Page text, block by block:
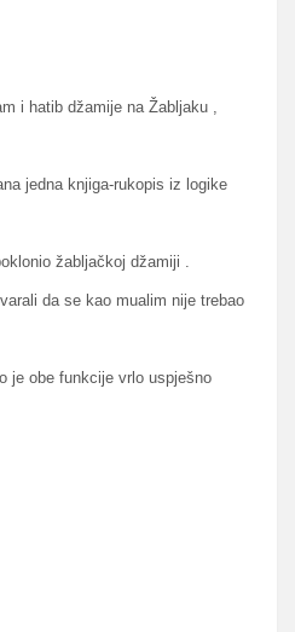
hatib džamije na Žabljaku ,
jedna knjiga-rukopis iz logike
poklonio žabljačkoj džamiji .
da se kao mualim nije trebao
je obe funkcije vrlo uspješno